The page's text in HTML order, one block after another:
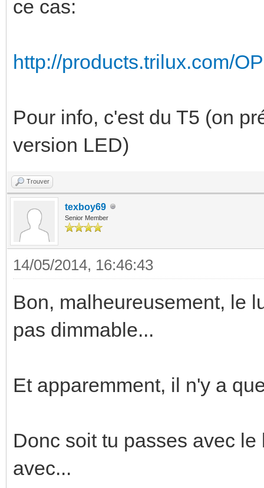
ce cas:
http://products.trilux.com/
Pour info, c'est du T5 (on
version LED)
Trouver
texboy69
Senior Member
14/05/2014, 16:46:43
Bon, malheureusement, le
pas dimmable...
Et apparemment, il n'y a
Donc soit tu passes avec
avec...